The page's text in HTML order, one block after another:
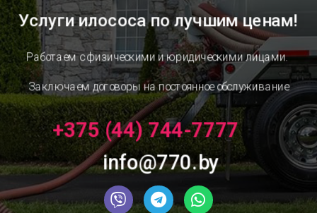
Услуги илососапо лучшим ценам!
Работаем с физическими и юридическими лицами.
Заключаем договоры на постоянное обслуживание
+375 (44) 744-7777
info@770.by